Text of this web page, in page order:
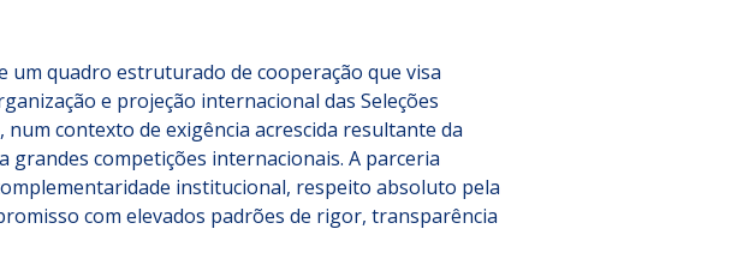
um quadro estruturado de cooperação que visa
e projeção internacional das Seleções
num contexto de exigência acrescida resultante da
grandes competições internacionais. A parceria
institucional, respeito absoluto pela
com elevados padrões de rigor, transparência